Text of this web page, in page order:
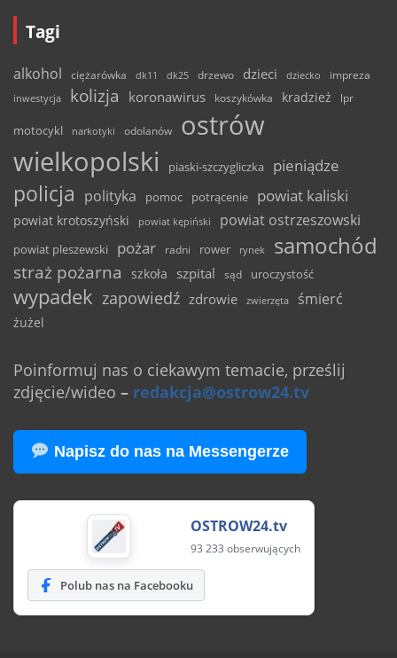
Tagi
alkohol ciężarówka dk11 dk25 drzewo dzieci dziecko
impreza
inwestycja
kolizja koronawirus koszykówka kradzież lpr
motocykl narkotyki odolanów
ostrów
wielkopolski
piaski-szczygliczka pieniądze
policja polityka pomoc potrącenie powiat kaliski
powiat krotoszyński powiat kępiński powiat ostrzeszowski
powiat pleszewski pożar radni rower rynek samochód
straż pożarna szkoła szpital sąd uroczystość
wypadek zapowiedź zdrowie zwierzęta śmierć
żużel
Poinformuj nas o ciekawym temacie, prześlij
zdjęcie/wideo – redakcja@ostrow24.tv
Napisz do nas na Messengerze
OSTROW24.tv
93 233 obserwujących
Polub nas na Facebooku